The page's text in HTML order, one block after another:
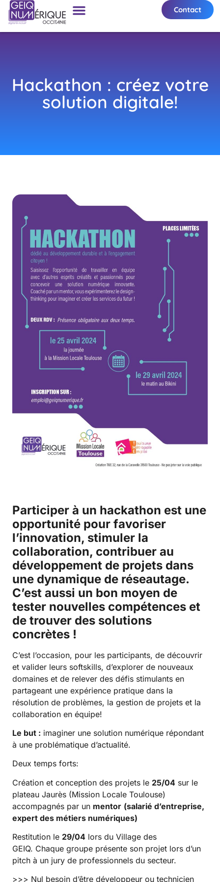
Contact
Hackathon : créez votre
solution digitale!
Participer à un hackathon est une
opportunité pour favoriser
l’innovation, stimuler la
collaboration, contribuer au
développement de projets dans
une dynamique de réseautage.
C’est aussi un bon moyen de
tester nouvelles compétences et
de trouver des solutions
concrètes !
C’est l’occasion, pour les participants, de découvrir
et valider leurs softskills, d’explorer de nouveaux
domaines et de relever des défis stimulants en
partageant une expérience pratique dans la
résolution de problèmes, la gestion de projets et la
collaboration en équipe!
Le but : imaginer une solution numérique répondant
à une problématique d’actualité.
Deux temps forts:
Création et conception des projets le 25/04 sur le
plateau Jaurès (Mission Locale Toulouse)
accompagnés par un mentor (salarié d’entreprise,
expert des métiers numériques)
Restitution le 29/04 lors du Village des
GEIQ. Chaque groupe présente son projet lors d’un
pitch à un jury de professionnels du secteur.
>>> Nul besoin d’être développeur ou technicien